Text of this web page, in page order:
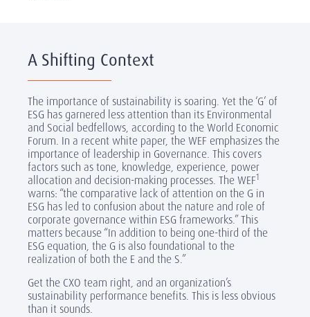
A Shifting Context
The importance of sustainability is soaring. Yet the ‘G’ of
ESG has garnered less attention than its Environmental
and Social bedfellows, according to the World Economic
Forum. In a recent white paper, the WEF emphasizes the
importance of leadership in Governance. This covers
factors such as tone, knowledge, experience, power
allocation and decision-making processes. The WEF1
warns: “the comparative lack of attention on the G in
ESG has led to confusion about the nature and role of
corporate governance within ESG frameworks.” This
matters because “In addition to being one-third of the
ESG equation, the G is also foundational to the
realization of both the E and the S.”
Get the CXO team right, and an organization’s
sustainability performance benefits. This is less obvious
than it sounds.